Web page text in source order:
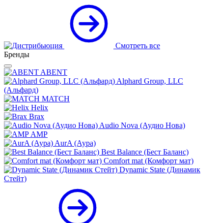
Смотреть все
Бренды
ABENT
Alphard Group, LLC
(Альфард)
MATCH
Helix
Brax
Audio Nova (Аудио Нова)
AMP
AurA (Аура)
Best Balance (Бест Баланс)
Comfort mat (Комфорт мат)
Dynamic State (Динамик
Стейт)